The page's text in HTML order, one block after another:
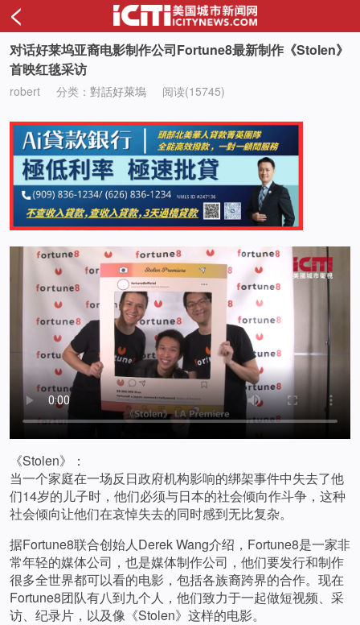
<
对话好莱坞亚裔电影制作公司Fortune8最新制作《Stolen》
首映红毯采访
robert 分类： 對話好萊塢 阅读(15745)
《Stolen》：
当一个家庭在一场反日政府机构影响的绑架事件中失去了他
们14岁的儿子时，他们必须与日本的社会倾向作斗争，这种
社会倾向让他们在哀悼失去的同时感到无比复杂。
据Fortune8联合创始人Derek Wang介绍，Fortune8是一家非
常年轻的媒体公司，也是媒体制作公司，他们要发行和制作
很多全世界都可以看的电影，包括各族裔跨界的合作。现在
Fortune8团队有八到九个人，他们致力于一起做短视频、采
访、纪录片，以及像《Stolen》这样的电影。